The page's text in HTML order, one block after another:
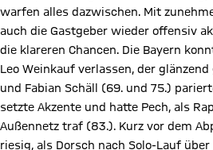
warfen alles dazwischen. Mit
auch die Gastgeber wieder offensiv
die klareren Chancen. Die Bayern
Leo Weinkauf verlassen, der
und Fabian Schäll (69. und 75.)
setzte Akzente und hatte Pech, als
Außennetz traf (83.). Kurz vor dem
riesig, als Dorsch nach Solo-Lauf